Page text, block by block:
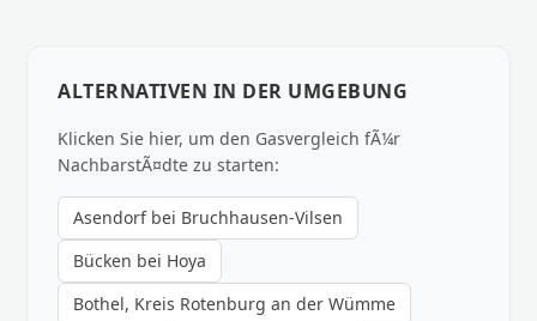
ALTERNATIVEN IN DER UMGEBUNG
Klicken Sie hier, um den Gasvergleich fÃ¼r
NachbarstÃ¤dte zu starten:
Asendorf bei Bruchhausen-Vilsen
Bücken bei Hoya
Bothel, Kreis Rotenburg an der Wümme